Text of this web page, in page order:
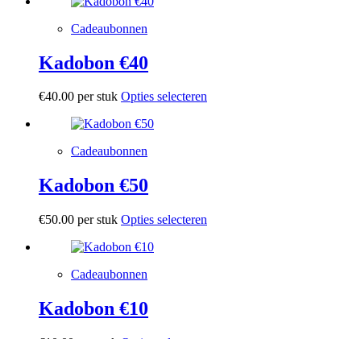
Cadeaubonnen
Kadobon €40
€40.00 per stuk Opties selecteren
Cadeaubonnen
Kadobon €50
€50.00 per stuk Opties selecteren
Cadeaubonnen
Kadobon €10